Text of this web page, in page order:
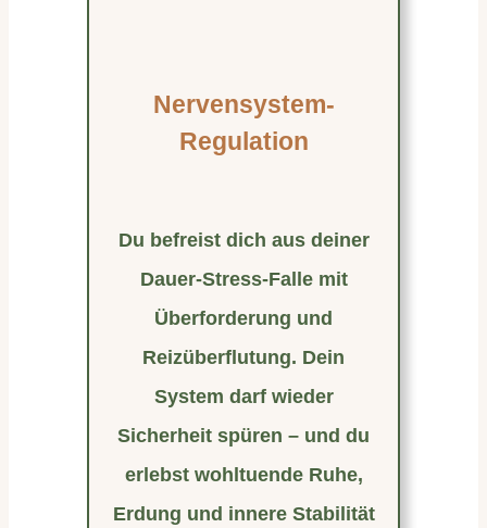
Nervensystem-
Regulation
Du befreist dich aus deiner
Dauer-Stress-Falle mit
Überforderung und
Reizüberflutung. Dein
System darf wieder
Sicherheit spüren – und du
erlebst wohltuende Ruhe,
Erdung und innere Stabilität